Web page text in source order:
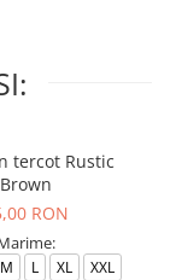
tercot Rustic
Brown
RON
M L XL XXL